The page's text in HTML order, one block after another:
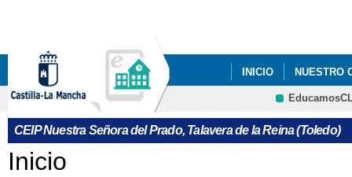
INICIO NUESTRO
CRFP
CEIP Nuestra Señora del Prado, Talavera de la Reina (Toledo)
Se encuentra usted aquí
Inicio